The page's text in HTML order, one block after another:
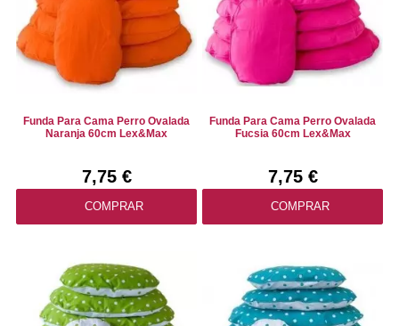
Funda Para Cama Perro Ovalada
Naranja 60cm Lex&Max
7,75 €
COMPRAR
Funda Para Cama Perro Ovalada
Fucsia 60cm Lex&Max
7,75 €
COMPRAR